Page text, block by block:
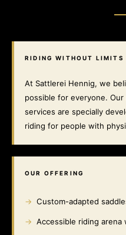
RIDING WITHOUT LIMITS
At Sattlerei Hennig, we
possible for everyone.
services are specially
riding for people with
OUR OFFERING
Custom-adapted
Accessible riding